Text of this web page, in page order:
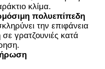
κλίμα.
πολυεπίπεδη
την επιφάνεια
σε γρατζουνιές κατά